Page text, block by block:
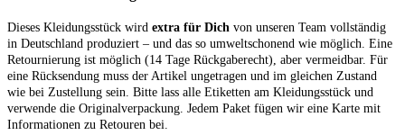
Dieses Kleidungsstück wird extra für Dich von unseren Team vollständig
in Deutschland produziert – und das so umweltschonend wie möglich. Eine
Retournierung ist möglich (14 Tage Rückgaberecht), aber vermeidbar. Für
eine Rücksendung muss der Artikel ungetragen und im gleichen Zustand
wie bei Zustellung sein. Bitte lass alle Etiketten am Kleidungsstück und
verwende die Originalverpackung. Jedem Paket fügen wir eine Karte mit
Informationen zu Retouren bei.